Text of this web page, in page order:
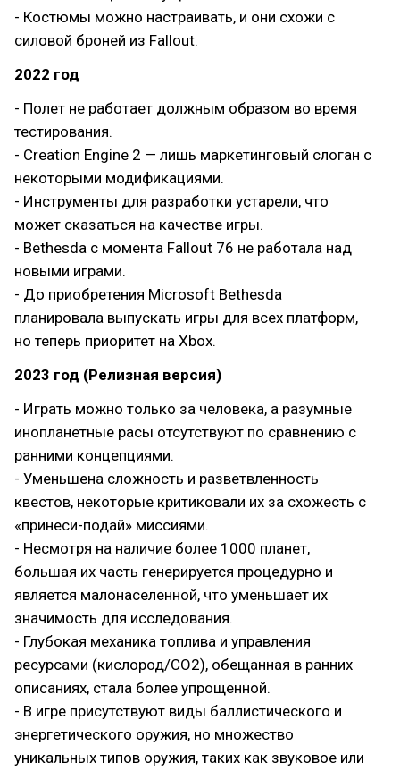
- Костюмы можно настраивать, и они схожи с
силовой броней из Fallout.
2022 год
- Полет не работает должным образом во время
тестирования.
- Creation Engine 2 — лишь маркетинговый слоган с
некоторыми модификациями.
- Инструменты для разработки устарели, что
может сказаться на качестве игры.
- Bethesda с момента Fallout 76 не работала над
новыми играми.
- До приобретения Microsoft Bethesda
планировала выпускать игры для всех платформ,
но теперь приоритет на Xbox.
2023 год (Релизная версия)
- Играть можно только за человека, а разумные
инопланетные расы отсутствуют по сравнению с
ранними концепциями.
- Уменьшена сложность и разветвленность
квестов, некоторые критиковали их за схожесть с
«принеси-подай» миссиями.
- Несмотря на наличие более 1000 планет,
большая их часть генерируется процедурно и
является малонаселенной, что уменьшает их
значимость для исследования.
- Глубокая механика топлива и управления
ресурсами (кислород/CO2), обещанная в ранних
описаниях, стала более упрощенной.
- В игре присутствуют виды баллистического и
энергетического оружия, но множество
уникальных типов оружия, таких как звуковое или